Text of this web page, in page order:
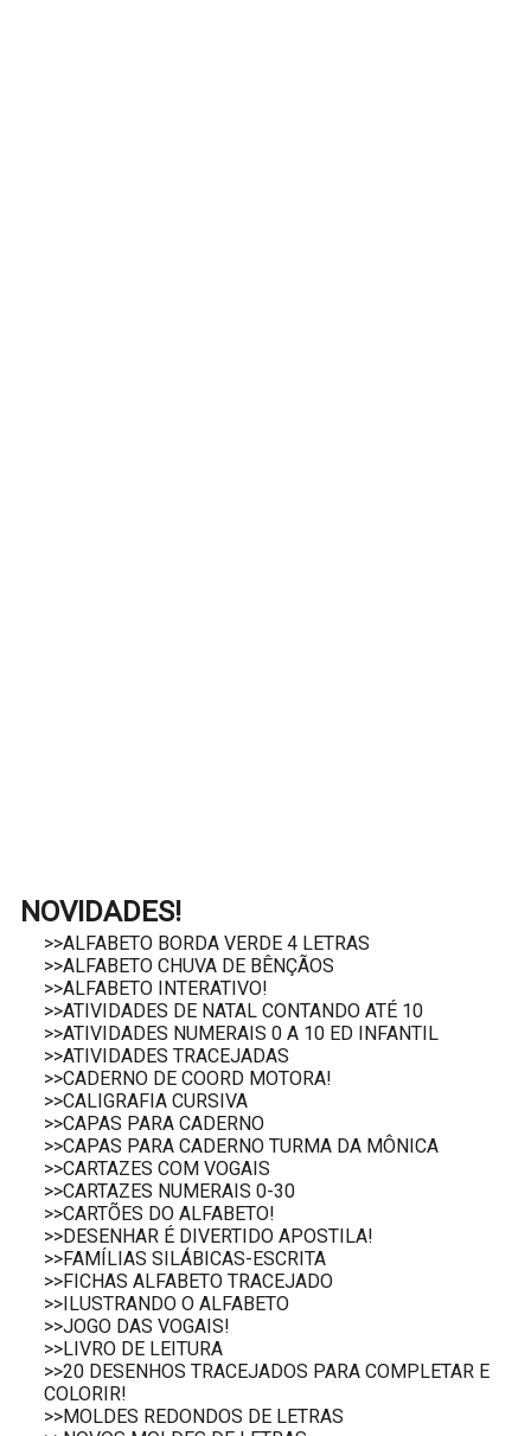
NOVIDADES!
>>ALFABETO BORDA VERDE 4 LETRAS
>>ALFABETO CHUVA DE BÊNÇÃOS
>>ALFABETO INTERATIVO!
>>ATIVIDADES DE NATAL CONTANDO ATÉ 10
>>ATIVIDADES NUMERAIS 0 A 10 ED INFANTIL
>>ATIVIDADES TRACEJADAS
>>CADERNO DE COORD MOTORA!
>>CALIGRAFIA CURSIVA
>>CAPAS PARA CADERNO
>>CAPAS PARA CADERNO TURMA DA MÔNICA
>>CARTAZES COM VOGAIS
>>CARTAZES NUMERAIS 0-30
>>CARTÕES DO ALFABETO!
>>DESENHAR É DIVERTIDO APOSTILA!
>>FAMÍLIAS SILÁBICAS-ESCRITA
>>FICHAS ALFABETO TRACEJADO
>>ILUSTRANDO O ALFABETO
>>JOGO DAS VOGAIS!
>>LIVRO DE LEITURA
>>20 DESENHOS TRACEJADOS PARA COMPLETAR E
COLORIR!
>>MOLDES REDONDOS DE LETRAS